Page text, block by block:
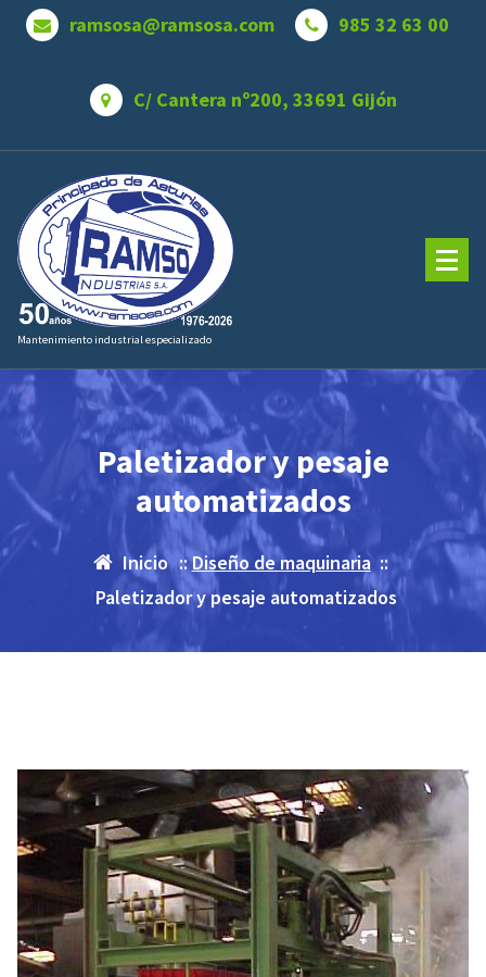
Saltar
ramsosa@ramsosa.com 985 32 63 00
C/ Cantera nº200, 33691 Gijón
Mantenimiento industrial especializado
Paletizador y pesaje
automatizados
Inicio ::Diseño de maquinaria::
Paletizador y pesaje automatizados